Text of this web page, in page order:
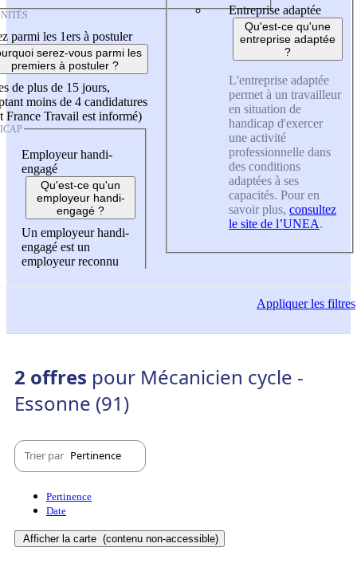
parmi les 1ers à postuler
serez-vous parmi les
premiers à postuler ?
de plus de 15 jours,
moins de 4 candidatures
France Travail est informé)
Employeur handi-
engagé
Qu'est-ce qu'un
employeur handi-
engagé ?
Un employeur handi-
engagé est un
employeur reconnu
Entreprise adaptée
Qu'est-ce qu'une
entreprise adaptée
?
L'entreprise adaptée
permet à un travailleur
en situation de
handicap d'exercer
une activité
professionnelle dans
des conditions
adaptées à ses
capacités. Pour en
savoir plus, consultez
le site de l’UNEA.
Appliquerles filtres
2 offres pour Mécanicien cycle -
Essonne (91)
Trier par Pertinence
Pertinence
Date
Afficher la carte (contenu non-accessible)